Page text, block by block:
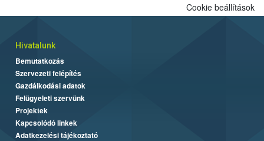
Cookie beállítások
Hivatalunk
Bemutatkozás
Szervezeti felépítés
Gazdálkodási adatok
Felügyeleti szervünk
Projektek
Kapcsolódó linkek
Adatkezelési tájékoztató